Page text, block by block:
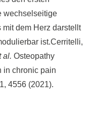
wechselseitige
dem Herz darstellt
ist.Cerritelli,
al. Osteopathy
in chronic pain
4556 (2021).